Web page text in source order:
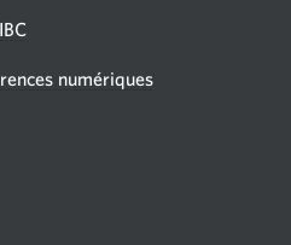
numériques